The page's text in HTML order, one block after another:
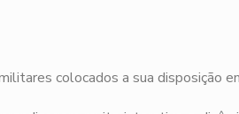
colocados a sua disposição